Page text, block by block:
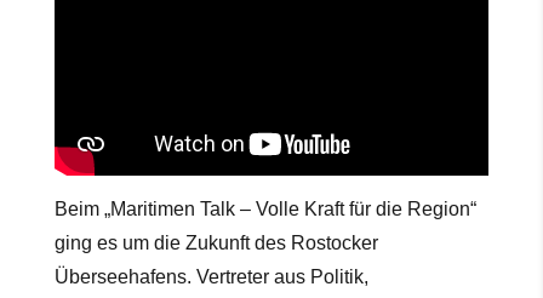
Beim „Maritimen Talk – Volle Kraft für die Region“
ging es um die Zukunft des Rostocker
Überseehafens. Vertreter aus Politik,